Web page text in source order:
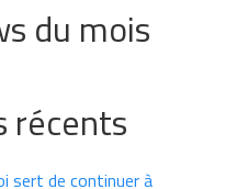
du mois
récents
sert de continuer à